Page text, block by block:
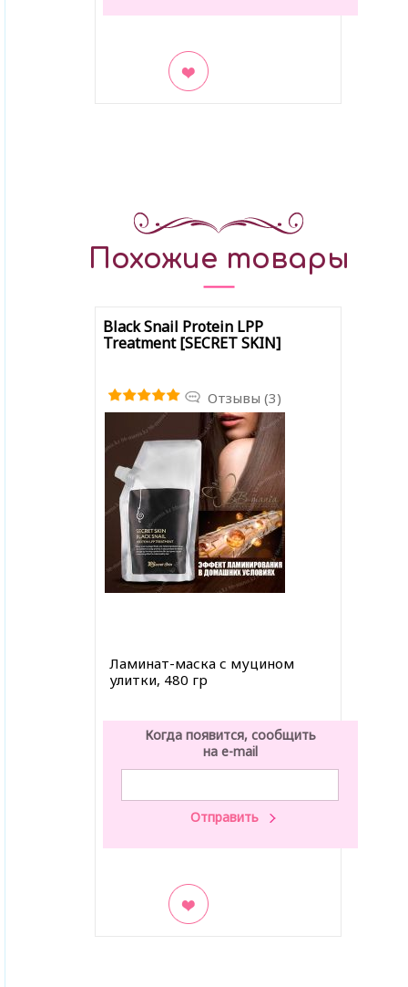
Похожие товары
Black Snail Protein LPP
Treatment [SECRET SKIN]
Отзывы (3)
Ламинат-маска с муцином
улитки, 480 гр
Когда появится, сообщить
на e-mail